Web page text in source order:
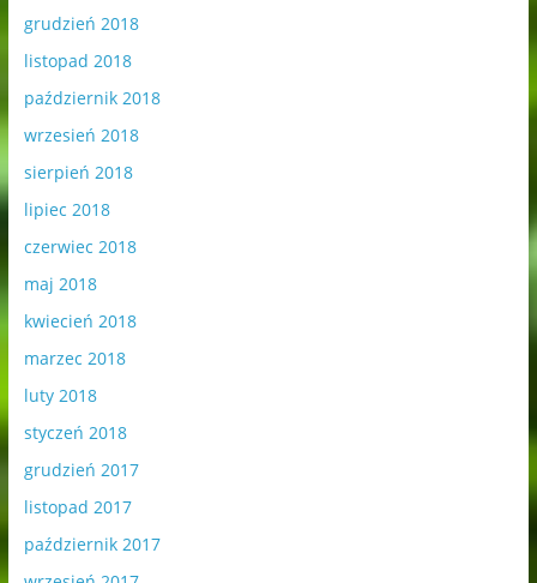
grudzień 2018
listopad 2018
październik 2018
wrzesień 2018
sierpień 2018
lipiec 2018
czerwiec 2018
maj 2018
kwiecień 2018
marzec 2018
luty 2018
styczeń 2018
grudzień 2017
listopad 2017
październik 2017